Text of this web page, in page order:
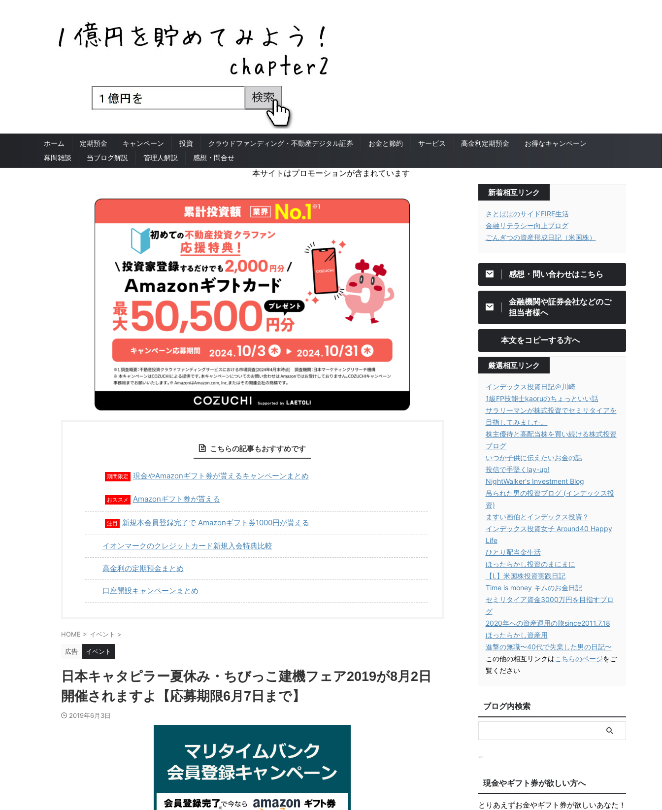
ホーム 定期預金 キャンペーン 投資 クラウドファンディング・不動産デジタル証券 お金と節約 サービス 高金利定期預金
お得なキャンペーン
幕間雑談
当ブログ解説 管理人解説 感想・問合せ
本サイトはプロモーションが含まれています
こちらの記事もおすすめです
期間限定 現金やAmazonギフト券が貰えるキャンペーンまとめ
おススメ Amazonギフト券が貰える
注目 新規本会員登録完了で Amazonギフト券1000円が貰える
イオンマークのクレジットカード新規入会特典比較
高金利の定期預金まとめ
口座開設キャンペーンまとめ
HOME > イベント >
広告 イベント
日本キャタピラー夏休み・ちびっこ建機フェア2019が8月2日
開催されますよ【応募期限6月7日まで】
2019年6月3日
新着相互リンク
さとぱぱのサイドFIRE生活
金融リテラシー向上ブログ
ごんぎつの資産形成日記（米国株）
感想・問い合わせはこちら
金融機関や証券会社などのご
担当者様へ
本文をコピーする方へ
厳選相互リンク
インデックス投資日記＠川崎
1級FP技能士kaoruのちょっといい話
サラリーマンが株式投資でセミリタイアを
目指してみました。
株主優待と高配当株を買い続ける株式投資
ブログ
いつか子供に伝えたいお金の話
投信で手堅くlay-up!
NightWalker's Investment Blog
吊られた男の投資ブログ (インデックス投
資)
ますい画伯とインデックス投資？
インデックス投資女子 Around40 Happy
Life
ひとり配当金生活
ほったらかし投資のまにまに
【L】米国株投資実践日記
Time is money キムのお金日記
セミリタイア資金3000万円を目指すブロ
グ
2020年への資産運用の旅since2011.7.18
ほったらかし資産用
進撃の無職〜40代で失業した男の日記〜
この他の相互リンクはこちらのページをご
覧ください
ブログ内検索
現金やギフト券が欲しい方へ
とりあえずお金やギフト券が欲しいあなた！